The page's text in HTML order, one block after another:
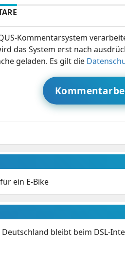
Kommentarsystem
das System erst nach
geladen. Es gilt die
ein E-Bike
bleibt beim DSL-